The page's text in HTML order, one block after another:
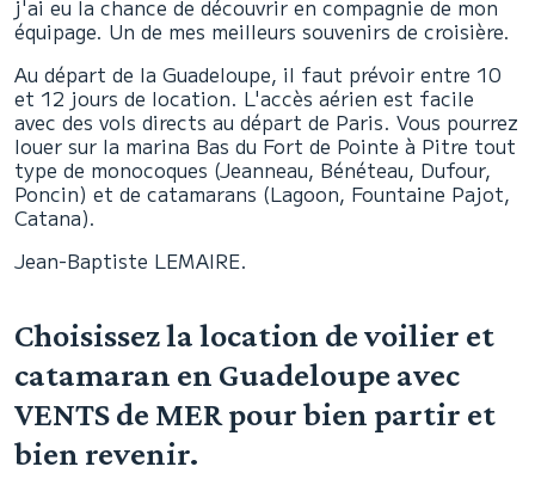
j'ai eu la chance de découvrir en compagnie de mon
équipage. Un de mes meilleurs souvenirs de croisière.
Au départ de la Guadeloupe, il faut prévoir entre 10
et 12 jours de location. L'accès aérien est facile
avec des vols directs au départ de Paris. Vous pourrez
louer sur la marina Bas du Fort de Pointe à Pitre tout
type de monocoques (Jeanneau, Bénéteau, Dufour,
Poncin) et de catamarans (Lagoon, Fountaine Pajot,
Catana).
Jean-Baptiste LEMAIRE.
Choisissez la location de voilier et
catamaran en Guadeloupe avec
VENTS de MER pour bien partir et
bien revenir.